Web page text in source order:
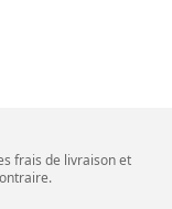
frais de livraison et